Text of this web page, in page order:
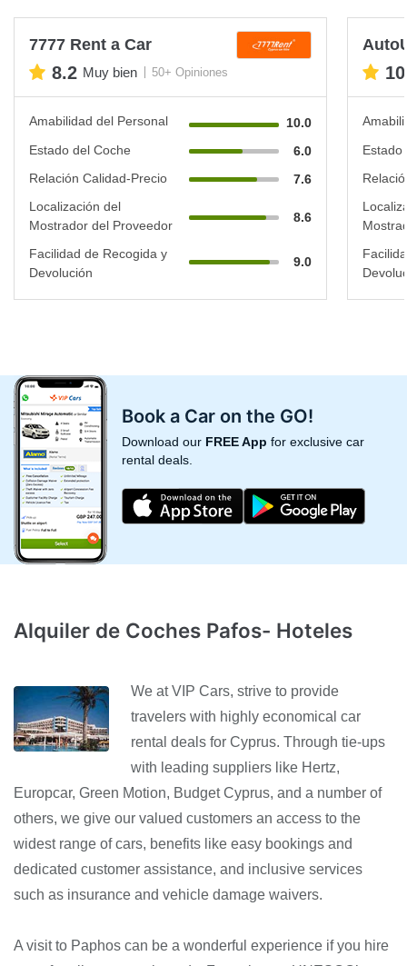
7777 Rent a Car
8.2 Muy bien 50+ Opiniones
Amabilidad del Personal
10.0
Estado del Coche
6.0
Relación Calidad-Precio
7.6
Localización del
Mostrador del Proveedor
8.6
Facilidad de Recogida y
Devolución
9.0
Estado
Book a Car on the GO!
Download our FREE App for exclusive car
rental deals.
Alquiler de Coches Pafos- Hoteles
We at VIP Cars, strive to provide
travelers with highly economical car
rental deals for Cyprus. Through tie-ups
with leading suppliers like Hertz,
Europcar, Green Motion, Budget Cyprus, and a number of
others, we give our valued customers an access to the
widest range of cars, benefits like easy bookings and
dedicated customer assistance, and inclusive services
such as insurance and vehicle damage waivers.
A visit to Paphos can be a wonderful experience if you hire